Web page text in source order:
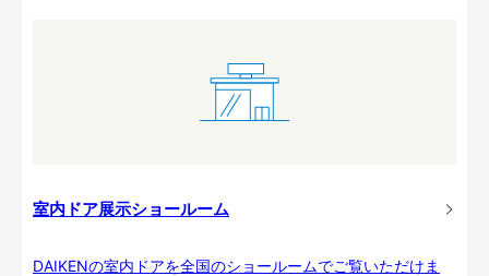
室内ドア展示ショールーム
DAIKENの室内ドアを全国のショールームでご覧いただけま